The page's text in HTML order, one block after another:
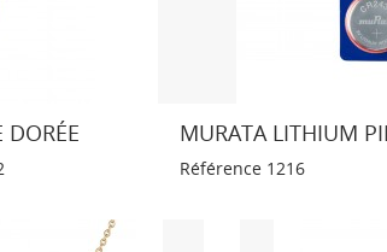
DORÉE MURATA LITHIUM
Référence 1216